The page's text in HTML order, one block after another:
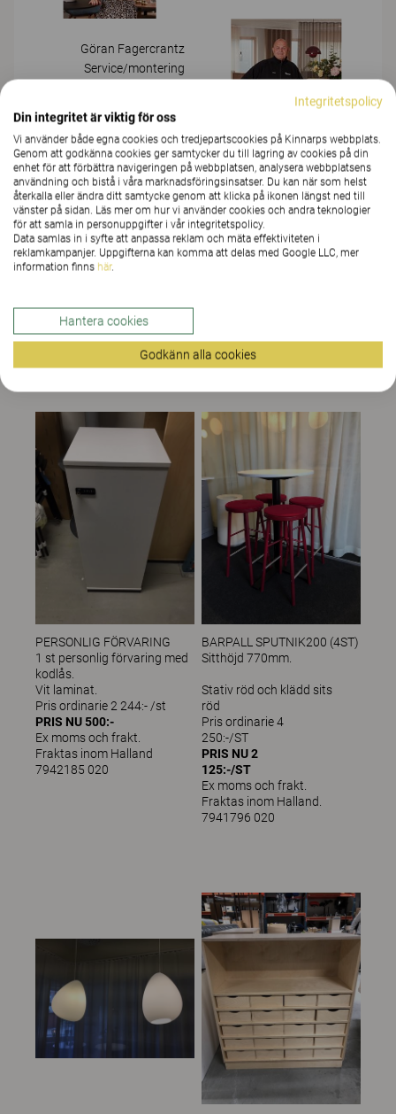
Göran Fagercrantz
Service/montering
Jonas Bengtsson
Service/montering
035-177479
Skicka email
Möbler samt belysning
PERSONLIG FÖRVARING
1 st personlig förvaring med
kodlås.
Vit laminat.
Pris ordinarie 2 244:- /st
PRIS NU 500:-
Ex moms och frakt.
Fraktas inom Halland
7942185 020
Sitthöjd 770mm.
Stativ röd och klädd sits
Pris ordinarie 4
PRIS NU 2
125:-/ST
Ex moms och frakt.
Fraktas inom Halland.
7941796 020
Integritetspolicy
Din integritet är viktig för oss
Vi använder både egna cookies och tredjepartscookies på Kinnarps webbplats.
Genom att godkänna cookies ger samtycker du till lagring av cookies på din
enhet för att förbättra navigeringen på webbplatsen, analysera webbplatsens
användning och bistå i våra marknadsföringsinsatser. Du kan när som helst
återkalla eller ändra ditt samtycke genom att klicka på ikonen längst ned till
vänster på sidan. Läs mer om hur vi använder cookies och andra teknologier
för att samla in personuppgifter i vår integritetspolicy.
Data samlas in i syfte att anpassa reklam och mäta effektiviteten i
reklamkampanjer. Uppgifterna kan komma att delas med Google LLC, mer
information finns här.
Hantera cookies
Godkänn alla cookies